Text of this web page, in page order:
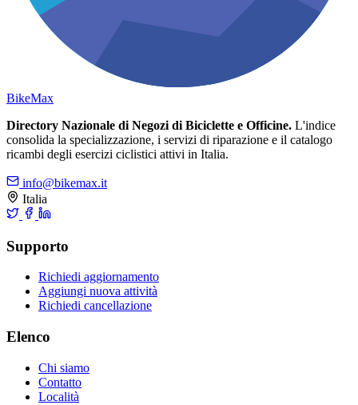
BikeMax
Directory Nazionale di Negozi di Biciclette e Officine. L'indice
consolida la specializzazione, i servizi di riparazione e il catalogo
ricambi degli esercizi ciclistici attivi in Italia.
info@bikemax.it
Italia
Supporto
Richiedi aggiornamento
Aggiungi nuova attività
Richiedi cancellazione
Elenco
Chi siamo
Contatto
Località